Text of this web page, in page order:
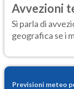
Avvezioni
Si parla di
geografica se i
Previsioni meteo